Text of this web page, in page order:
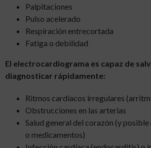
Palpitaciones
Pulso acelerado
Respiración entrecortada
Fatiga o debilidad
El electrocardiograma es capaz de
diagnosticar rápidamente:
Ritmos cardíacos irregulares
Obstrucciones en las arterias
Salud general del corazón (y
o medicamentos)